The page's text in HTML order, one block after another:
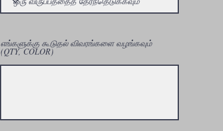
எங்களுக்கு கூடுதல் விவரங்களை வழங்கவும்
(QTY, COLOR)